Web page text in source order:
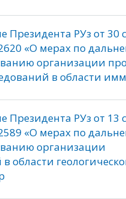
Президента РУз от 30
«О мерах по
организации
в области
Президента РУз от 13
«О мерах по
организации
области